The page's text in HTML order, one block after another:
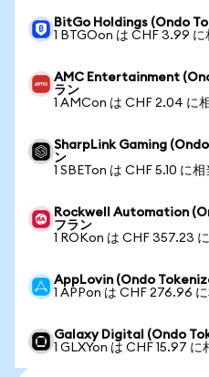
BitGo Holdings (Ondo
1 BTGOon は CHF 3.99 に
AMC Entertainment
ラン
1 AMCon は CHF 2.04 に
SharpLink Gaming
ン
1 SBETon は CHF 5.10 に相
Rockwell Automation
フラン
1 ROKon は CHF 357.23
AppLovin (Ondo
1 APPon は CHF 276.96 に
Galaxy Digital (Ondo
1 GLXYon は CHF 15.97 に